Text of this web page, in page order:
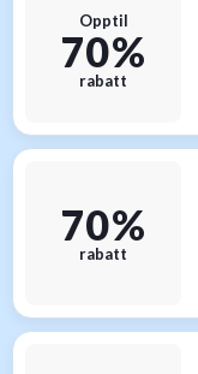
Opptil
70 %
rabatt
70 %
rabatt